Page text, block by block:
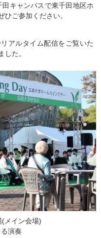
キャンパスで東千田地区ホ
ご参加ください。
アルタイム配信をご覧いた
した。
(メイン会場)
演奏